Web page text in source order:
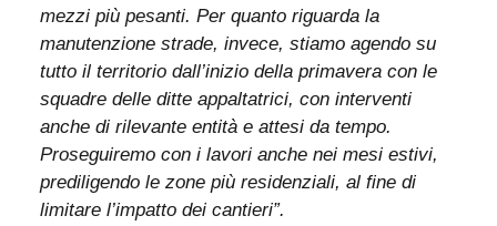
mezzi più pesanti. Per quanto riguarda la
manutenzione strade, invece, stiamo agendo su
tutto il territorio dall’inizio della primavera con le
squadre delle ditte appaltatrici, con interventi
anche di rilevante entità e attesi da tempo.
Proseguiremo con i lavori anche nei mesi estivi,
prediligendo le zone più residenziali, al fine di
limitare l’impatto dei cantieri”.